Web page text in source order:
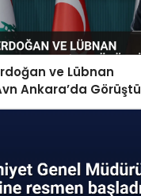
ve Lübnan
Ankara’da Görüştü